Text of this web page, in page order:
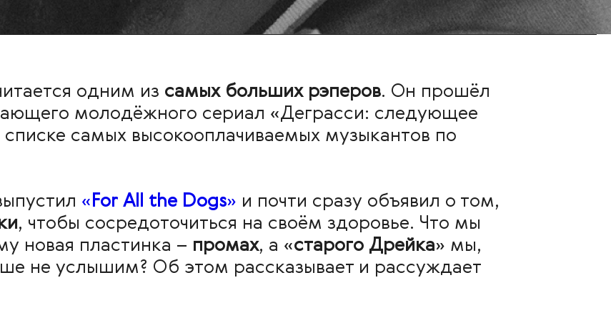
одним из самых больших рэперов. Он прошёл
молодёжного сериал «Деграсси: следующее
самых высокооплачиваемых музыкантов по
« For All the Dogs» и почти сразу объявил о том,
, чтобы сосредоточиться на своём здоровье. Что мы
новая пластинка – промах, а «старого Дрейка» мы,
не услышим? Об этом рассказывает и рассуждает